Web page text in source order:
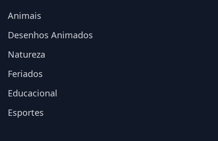
Animais
Desenhos Animados
Natureza
Feriados
Educacional
Esportes